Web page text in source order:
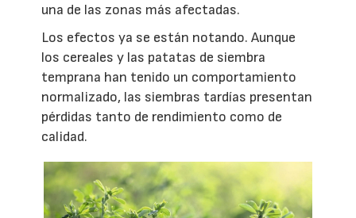
una de las zonas más afectadas.
Los efectos ya se están notando. Aunque
los cereales y las patatas de siembra
temprana han tenido un comportamiento
normalizado, las siembras tardías presentan
pérdidas tanto de rendimiento como de
calidad.